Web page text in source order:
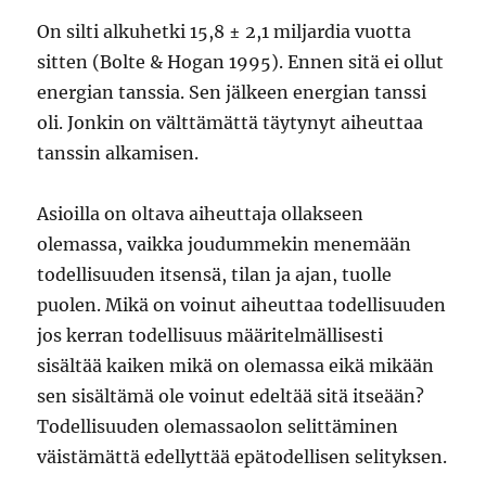
On silti alkuhetki 15,8 ± 2,1 miljardia vuotta
sitten (Bolte & Hogan 1995). Ennen sitä ei ollut
energian tanssia. Sen jälkeen energian tanssi
oli. Jonkin on välttämättä täytynyt aiheuttaa
tanssin alkamisen.
Asioilla on oltava aiheuttaja ollakseen
olemassa, vaikka joudummekin menemään
todellisuuden itsensä, tilan ja ajan, tuolle
puolen. Mikä on voinut aiheuttaa todellisuuden
jos kerran todellisuus määritelmällisesti
sisältää kaiken mikä on olemassa eikä mikään
sen sisältämä ole voinut edeltää sitä itseään?
Todellisuuden olemassaolon selittäminen
väistämättä edellyttää epätodellisen selityksen.